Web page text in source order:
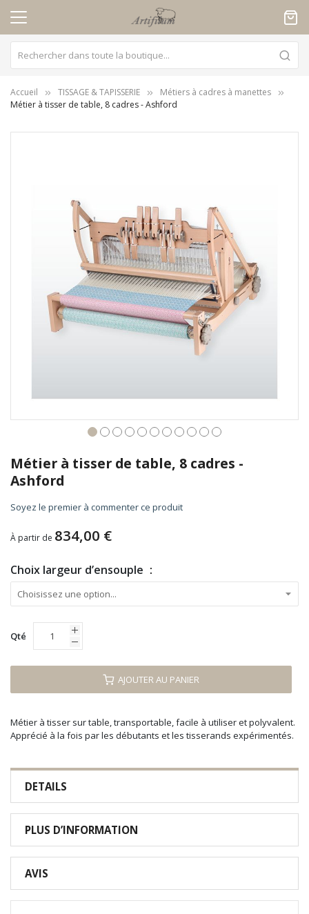
Accueil TISSAGE & TAPISSERIE
Métiers à cadres à manettes
Métier à tisser de table, 8 cadres - Ashford
to
the
beginning
the
gallery
Métier à tisser de table, 8 cadres -
Ashford
Soyez le premier à commenter ce produit
À partir de 834,00 €
Choix largeur d’ensouple
Qté
AJOUTER AU PANIER
Métier à tisser sur table, transportable, facile à utiliser et polyvalent.
Apprécié à la fois par les débutants et les tisserands expérimentés.
DETAILS
PLUS D’INFORMATION
AVIS